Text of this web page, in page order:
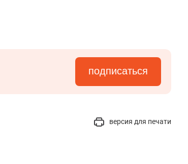
подписаться
версия для печати